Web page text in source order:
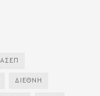
ΑΣΕΠ
ΔΙΕΘΝΗ